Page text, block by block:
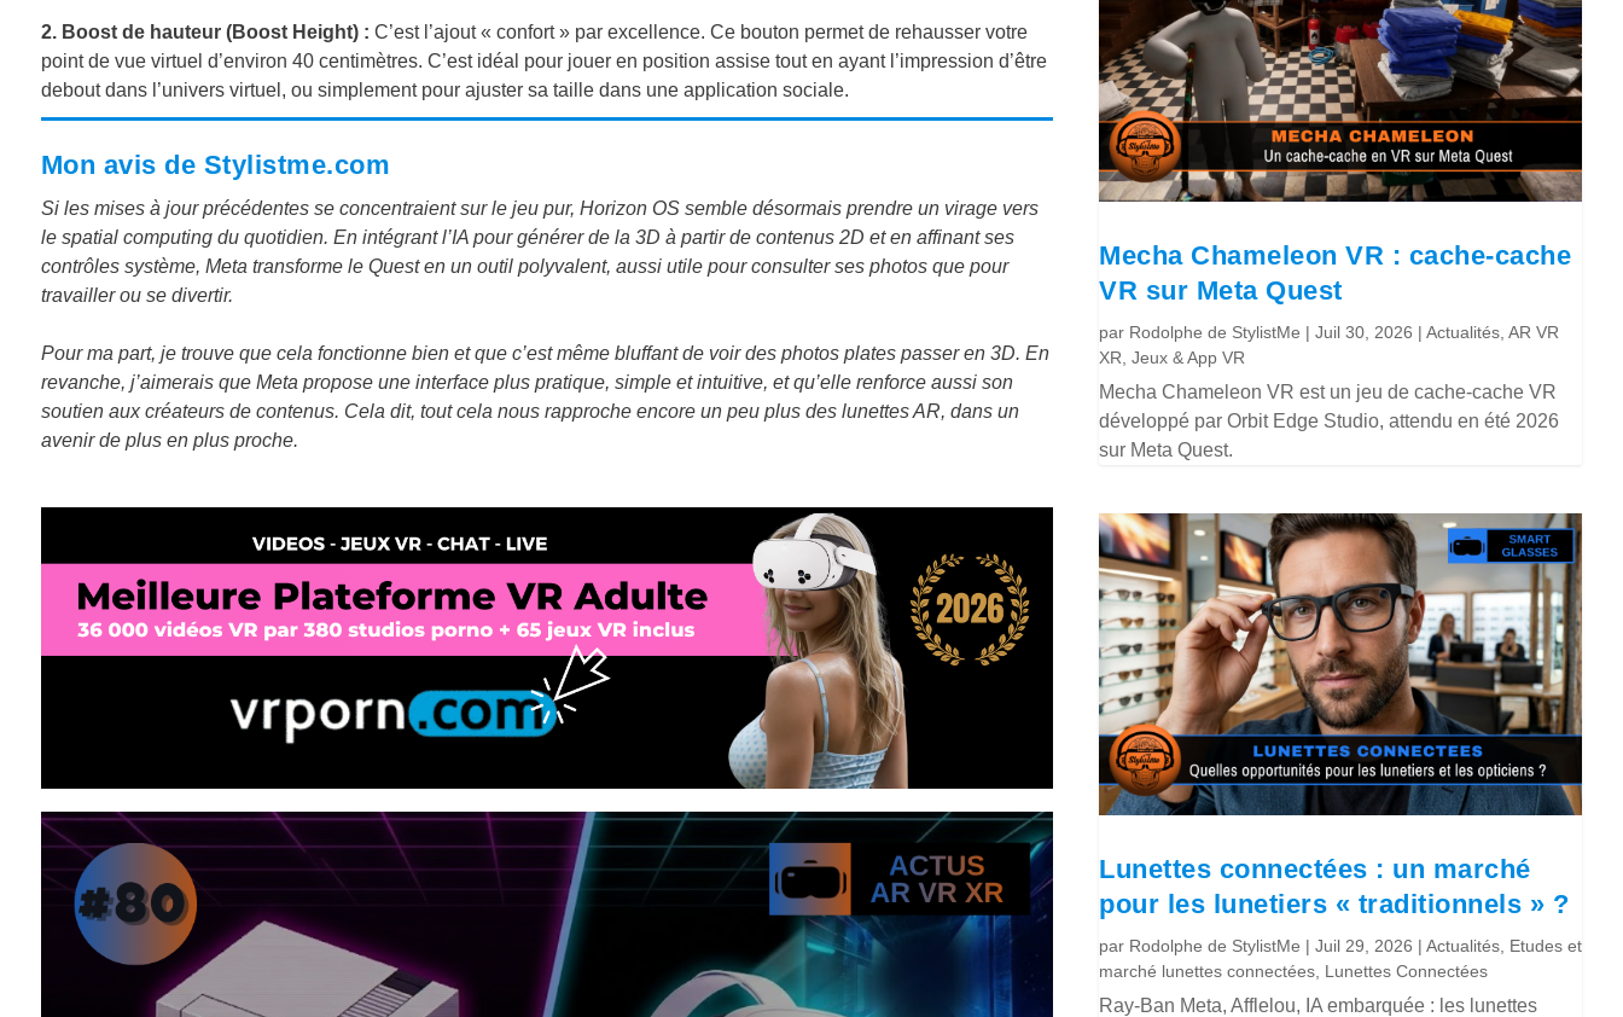
2. Boost de hauteur (Boost Height) : C’est l’ajout « confort » par excellence. Ce bouton permet de rehausser votre
point de vue virtuel d’environ 40 centimètres. C’est idéal pour jouer en position assise tout en ayant l’impression d’être
debout dans l’univers virtuel, ou simplement pour ajuster sa taille dans une application sociale.
Mon avis de Stylistme.com
Si les mises à jour précédentes se concentraient sur le jeu pur, Horizon OS semble désormais prendre un virage vers
le spatial computing du quotidien. En intégrant l’IA pour générer de la 3D à partir de contenus 2D et en affinant ses
contrôles système, Meta transforme le Quest en un outil polyvalent, aussi utile pour consulter ses photos que pour
travailler ou se divertir.
Pour ma part, je trouve que cela fonctionne bien et que c’est même bluffant de voir des photos plates passer en 3D. En
revanche, j’aimerais que Meta propose une interface plus pratique, simple et intuitive, et qu’elle renforce aussi son
soutien aux créateurs de contenus. Cela dit, tout cela nous rapproche encore un peu plus des lunettes AR, dans un
avenir de plus en plus proche.
Mecha Chameleon VR : cache-cache
VR sur Meta Quest
par Rodolphe de StylistMe |Juil 30, 2026 |Actualités ,AR VR
XR ,Jeux & App VR
Mecha Chameleon VR est un jeu de cache-cache VR
développé par Orbit Edge Studio, attendu en été 2026
sur Meta Quest.
Lunettes connectées : un marché
pour les lunetiers « traditionnels » ?
par Rodolphe de StylistMe |Juil 29, 2026 |Actualités Etudes et
marché lunettes connectées Lunettes Connectées
Ray-Ban Meta, Afflelou, IA embarquée : les lunettes